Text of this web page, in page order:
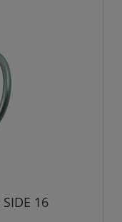
16